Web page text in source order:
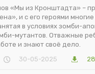
«Мы из Кронштадта» –
и с его героями
в условиях зомби-
мутантов. Отважные
и знают своё дело.
30-05-2025